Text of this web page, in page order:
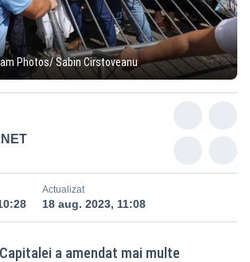
Photos/ Sabin Cirstoveanu
Actualizat
18 aug. 2023, 11:08
a amendat mai multe